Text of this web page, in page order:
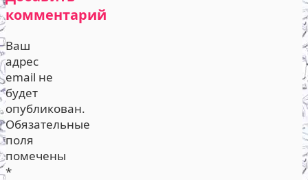
комментарий
Ваш
адрес
email не
будет
опубликован.
Обязательные
поля
помечены
*